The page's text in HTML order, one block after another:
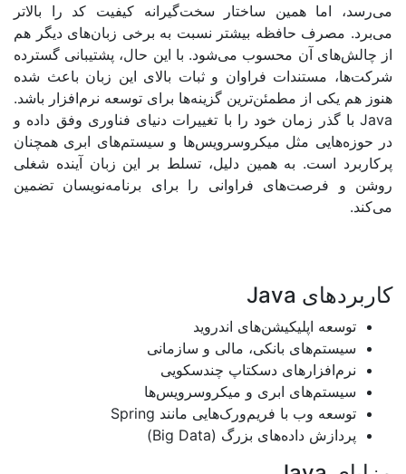
همین ساختار سخت‌گیرانه کیفیت کد را بالاتر
حافظه بیشتر نسبت به برخی زبان‌های دیگر هم
آن محسوب می‌شود. با این حال، پشتیبانی گسترده
فراوان و ثبات بالای این زبان باعث شده
از مطمئن‌ترین گزینه‌ها برای توسعه نرم‌افزار باشد.
زمان خود را با تغییرات دنیای فناوری وفق داده و
مثل میکروسرویس‌ها و سیستم‌های ابری همچنان
است. به همین دلیل، تسلط بر این زبان آینده شغلی
فراوانی را برای برنامه‌نویسان تضمین
Java
اپلیکیشن‌های اندروید
بانکی، مالی و سازمانی
دسکتاپ چندسکویی
ابری و میکروسرویس‌ها
وب با فریم‌ورک‌هایی مانندSpring
داده‌های بزرگ(Big Data)